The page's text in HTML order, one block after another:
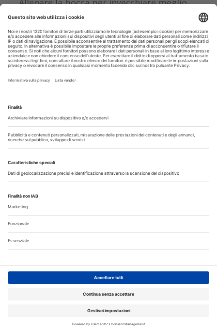
Allenare la bocca per invecchiare meglio
Lo studio ha analizzato gli interventi riabilitativi basati sugli
sulle funzioni del cavo orale. Questi gli allenamenti da
insegnare...
Approfondisci
L’ offerta didattica di IRIS Academy per
l’acquisizione di moderni approcci alle
terapie odontoiatriche
Ogni giorno medicina e odontoiatria fanno passi avanti
sviluppando nuovi approcci terapeutici e tecnologie che
consentono di proporre ai pazienti riabilitazioni sempre più
Approfondisci
Corsi ECM